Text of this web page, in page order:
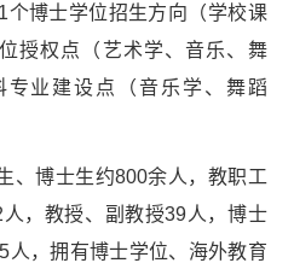
个博士学位招生方向（学校课
授权点（艺术学、音乐、舞
业建设点（音乐学、舞蹈
博士生约800余人，教职工
，教授、副教授39人，博士
人，拥有博士学位、海外教育